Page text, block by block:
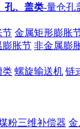
孔、盖类-量仓孔
节 金属矩形膨胀
膨胀节 非金属膨
类 螺旋输送机 链
粉三维补偿器 金